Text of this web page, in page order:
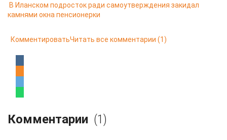
В Иланском подросток ради самоутверждения закидал
камнями окна пенсионерки
КомментироватьЧитать все комментарии (1)
Комментарии (1)